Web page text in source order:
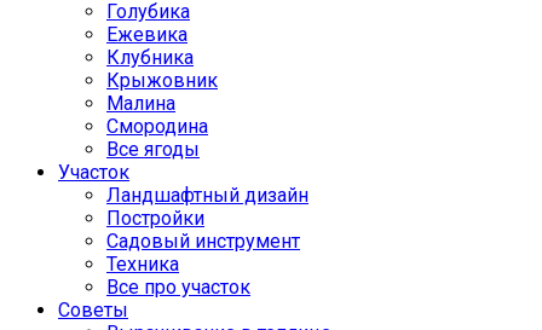
Голубика
Ежевика
Клубника
Крыжовник
Малина
Смородина
Все ягоды
Участок
Ландшафтный дизайн
Постройки
Садовый инструмент
Техника
Все про участок
Советы